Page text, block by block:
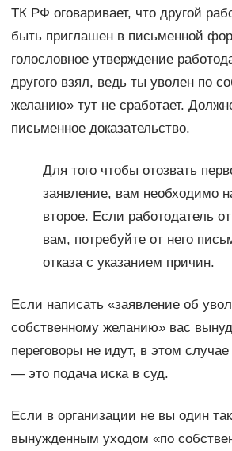
ТК РФ оговаривает, что другой
быть приглашен в письменной
голословное утверждение
другого взял, ведь ты уволен по
желанию» тут не сработает.
письменное доказательство.
Для того чтобы отозвать
заявление, вам необходимо
второе. Если работодатель
вам, потребуйте от него
отказа с указанием причин.
Если написать «заявление об
собственному желанию» вас
переговоры не идут, в этом
— это подача иска в суд.
Если в организации не вы один
вынужденным уходом «по